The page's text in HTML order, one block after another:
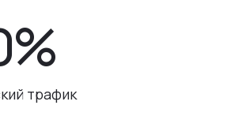
трафик